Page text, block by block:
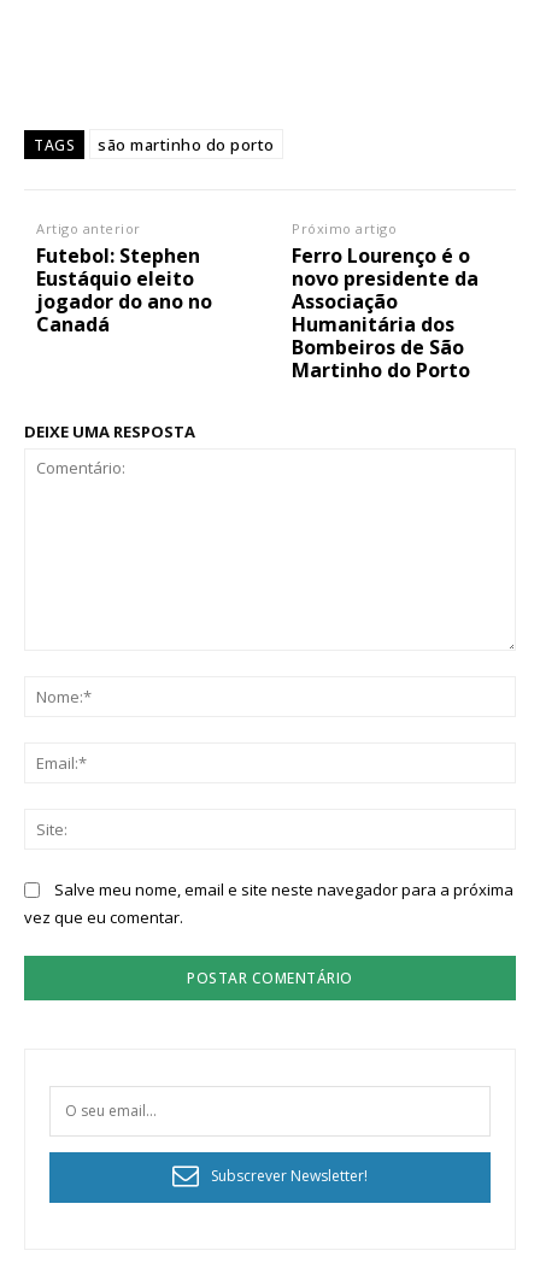
TAGS são martinho do porto
Artigo anterior
Futebol: Stephen
Eustáquio eleito
jogador do ano no
Canadá
Próximo artigo
Ferro Lourenço é o
novo presidente da
Associação
Humanitária dos
Bombeiros de São
Martinho do Porto
DEIXE UMA RESPOSTA
Salve meu nome, email e site neste navegador para a próxima
vez que eu comentar.
Subscrever Newsletter!